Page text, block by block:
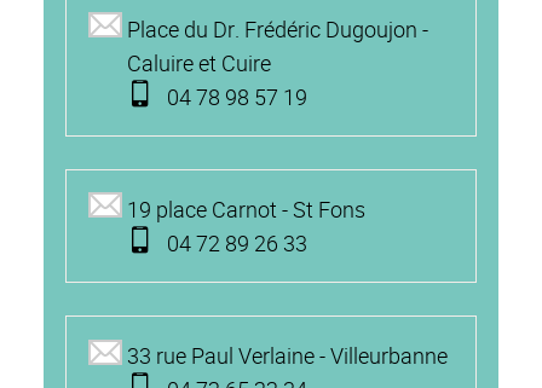
Place du Dr. Frédéric Dugoujon -
Caluire et Cuire
04 78 98 57 19
19 place Carnot - St Fons
04 72 89 26 33
33 rue Paul Verlaine - Villeurbanne